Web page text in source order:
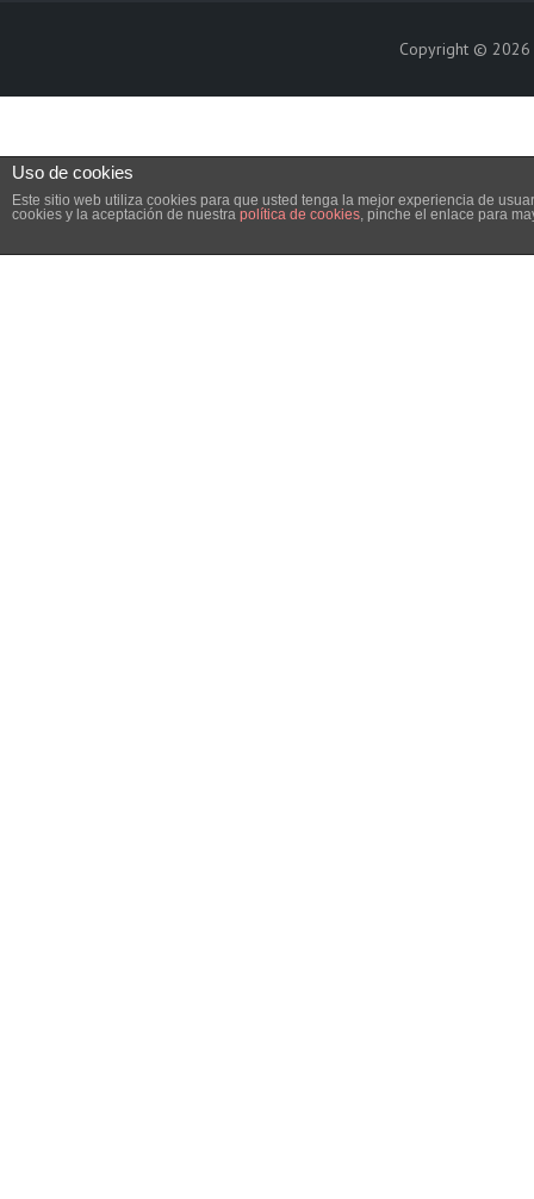
Copyright © 2026
Uso de cookies
Este sitio web utiliza cookies para que usted tenga la mejor experiencia de
cookies y la aceptación de nuestra política de cookies, pinche el enlace para